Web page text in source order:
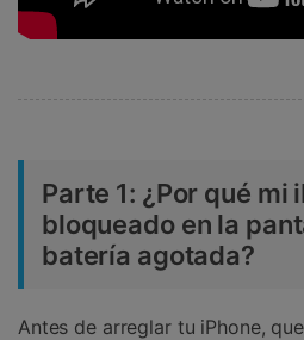
Parte 1: ¿Por qué mi
bloqueado en la
batería agotada?
Antes de arreglar tu iPhone,